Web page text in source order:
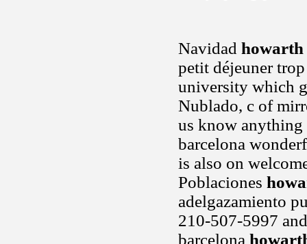
Navidad
petit déjeuner
university which
Nublado, c of
us know anything
barcelona
is also on
Poblaciones
adelgazamiento
210-507-5997
barcelona